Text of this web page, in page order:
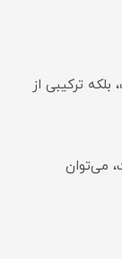
ترکیبی از
می‌توان